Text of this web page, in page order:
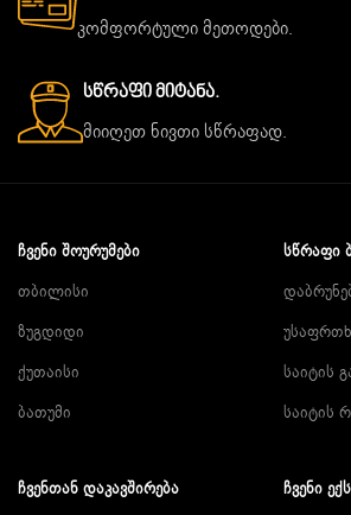
კომფორტული მეთოდები.
Სწრაფი Მიტანა.
მიიღეთ ნივთი სწრაფად.
ᲩᲕᲔᲜᲘ ᲨᲝᲣᲠᲣᲛᲔᲑᲘ
თბილისი
ზუგდიდი
ქუთაისი
ბათუმი
ᲡᲬᲠᲐᲤᲘ
საიტის
საიტის
ᲩᲕᲔᲜᲗᲐᲜ ᲓᲐᲙᲐᲕᲨᲘᲠᲔᲑᲐ
ᲩᲕᲔᲜᲘ